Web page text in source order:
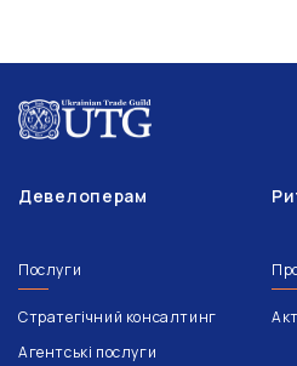
Девелоперам
Послуги
Стратегічний консалтинг
Агентські послуги